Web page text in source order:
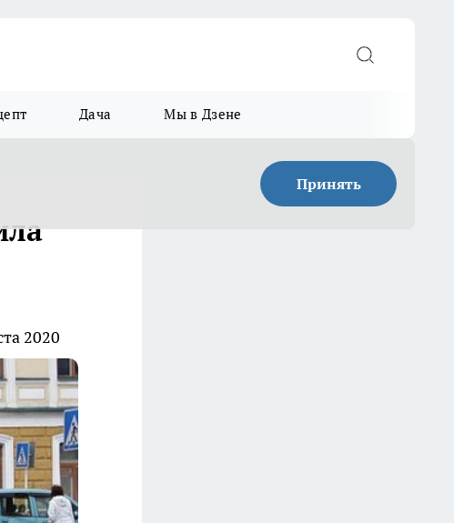
Дача Мы в Дзене
Принять
2020